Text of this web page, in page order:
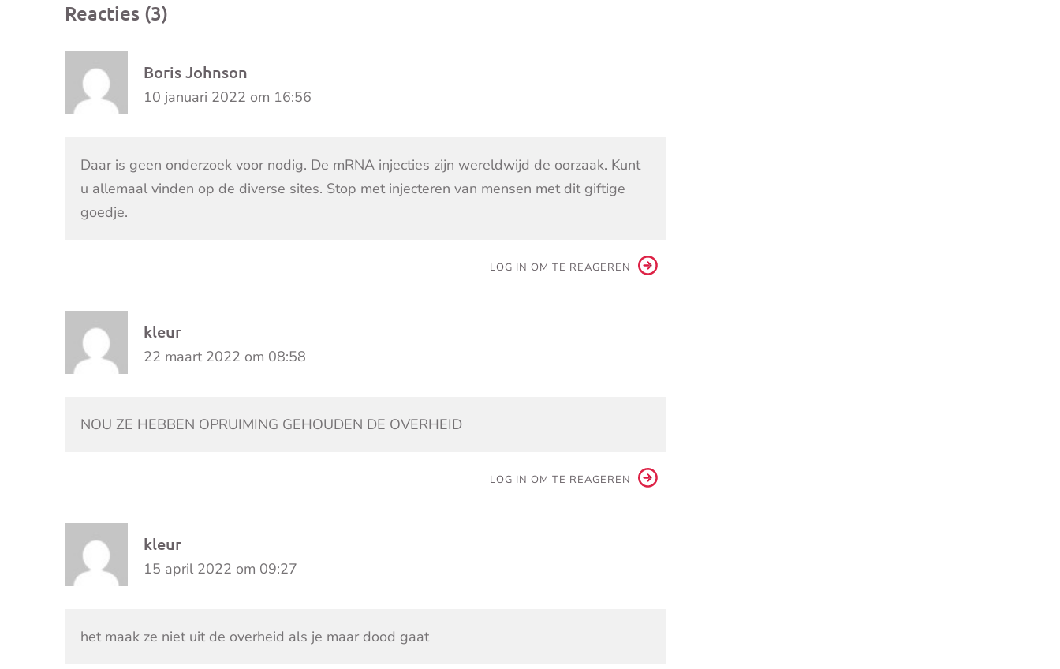
Reacties (3)
Boris Johnson
10 januari 2022 om 16:56
Daar is geen onderzoek voor nodig. De mRNA injecties zijn wereldwijd de oorzaak. Kunt
u allemaal vinden op de diverse sites. Stop met injecteren van mensen met dit giftige
goedje.
LOG IN OM TE REAGEREN
kleur
22 maart 2022 om 08:58
NOU ZE HEBBEN OPRUIMING GEHOUDEN DE OVERHEID
LOG IN OM TE REAGEREN
kleur
15 april 2022 om 09:27
het maak ze niet uit de overheid als je maar dood gaat